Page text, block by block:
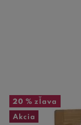
20 % zľava
Akcia